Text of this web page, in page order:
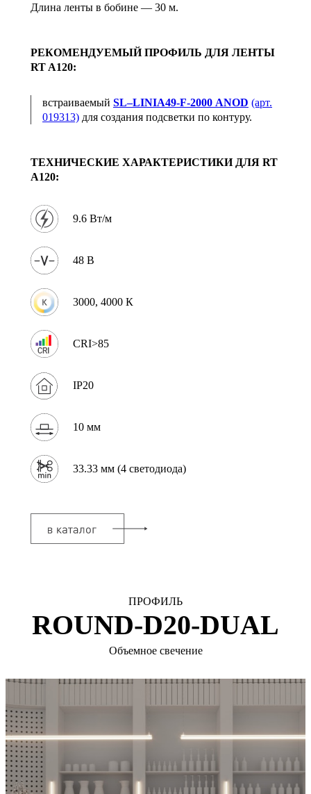
Длина ленты в бобине — 30 м.
РЕКОМЕНДУЕМЫЙ ПРОФИЛЬ ДЛЯ ЛЕНТЫ
RT A120:
встраиваемый SL–LINIA49-F-2000 ANOD (арт.
019313) для создания подсветки по контуру.
ТЕХНИЧЕСКИЕ ХАРАКТЕРИСТИКИ ДЛЯ RT
A120:
9.6 Вт/м
48 В
3000, 4000 К
CRI>85
IP20
10 мм
33.33 мм (4 светодиода)
ПРОФИЛЬ
ROUND-D20-DUAL
Объемное свечение